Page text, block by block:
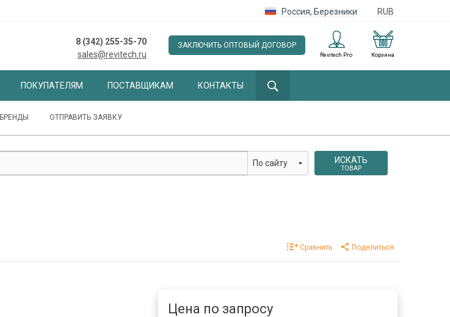
Россия, Березники RUB
Корзина
Revitech Pro
ЗАКЛЮЧИТЬ ОПТОВЫЙ ДОГОВОР
8 (342) 255-35-70
sales@revitech.ru
ПОКУПАТЕЛЯМ ПОСТАВЩИКАМ КОНТАКТЫ
БРЕНДЫ ОТПРАВИТЬ ЗАЯВКУ
ИСКАТЬ
ТОВАР
Сравнить Поделиться
Цена по запросу